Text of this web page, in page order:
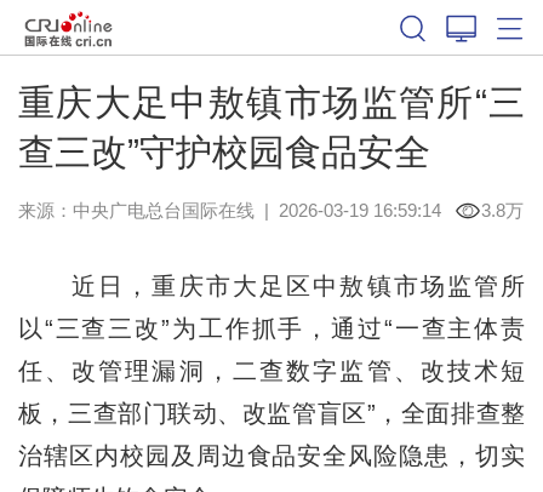
重庆大足中敖镇市场监管所“三
查三改”守护校园食品安全
来源：中央广电总台国际在线| 2026-03-19 16:59:14 3.8万
近日，重庆市大足区中敖镇市场监管所
以“三查三改”为工作抓手，通过“一查主体责
任、改管理漏洞，二查数字监管、改技术短
板，三查部门联动、改监管盲区”，全面排查整
治辖区内校园及周边食品安全风险隐患，切实